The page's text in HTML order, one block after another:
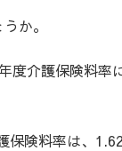
か。
度介護保険料率
保険料率は、